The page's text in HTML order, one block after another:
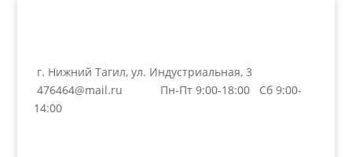
г. Нижний Тагил, ул. Индустриальная, 3
476464@mail.ru
Пн-Пт 9:00-18:00 Сб 9:00-
14:00